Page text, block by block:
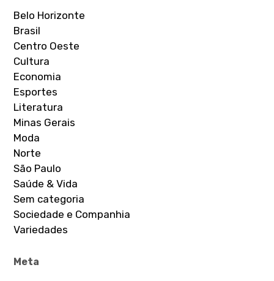
Belo Horizonte
Brasil
Centro Oeste
Cultura
Economia
Esportes
Literatura
Minas Gerais
Moda
Norte
São Paulo
Saúde & Vida
Sem categoria
Sociedade e Companhia
Variedades
Meta